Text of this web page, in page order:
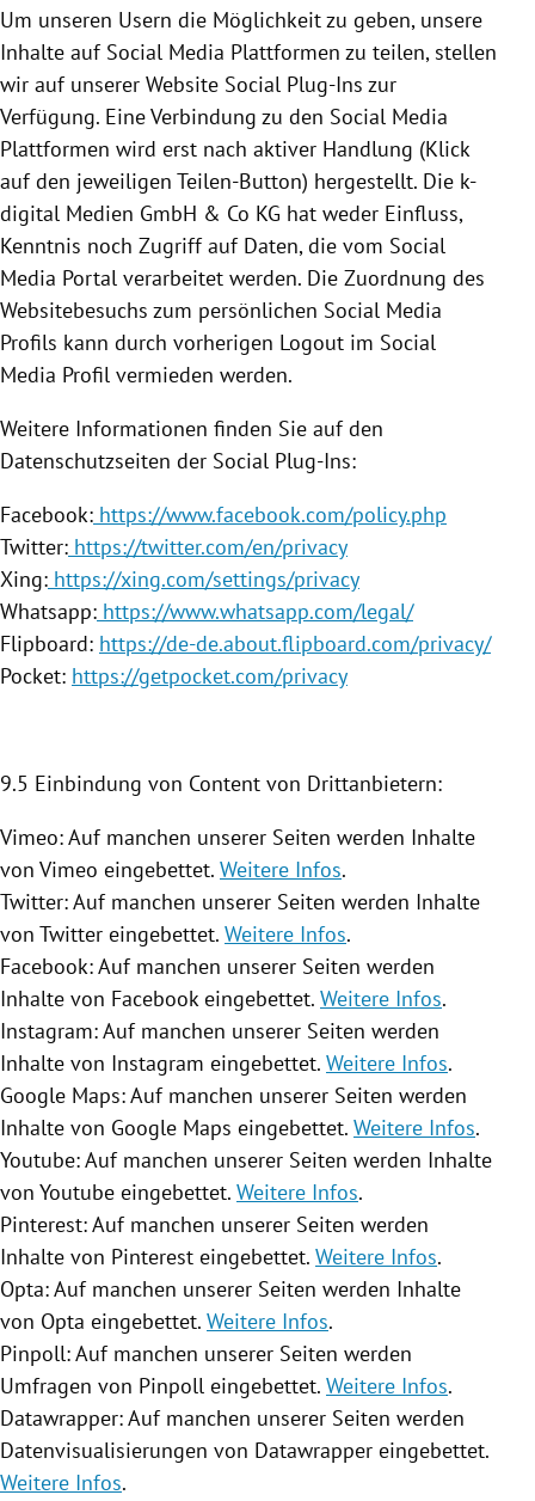
Um unseren Usern die Möglichkeit zu geben, unsere
Inhalte auf Social Media Plattformen zu teilen, stellen
wir auf unserer Website Social Plug-Ins zur
Verfügung. Eine Verbindung zu den Social Media
Plattformen wird erst nach aktiver Handlung (Klick
auf den jeweiligen Teilen-Button) hergestellt. Die k-
digital Medien GmbH & Co KG hat weder Einfluss,
Kenntnis noch Zugriff auf Daten, die vom Social
Media Portal verarbeitet werden. Die Zuordnung des
Websitebesuchs zum persönlichen Social Media
Profils kann durch vorherigen Logout im Social
Media Profil vermieden werden.
Weitere Informationen finden Sie auf den
Datenschutzseiten der Social Plug-Ins:
Facebook: https://www.facebook.com/policy.php
Twitter: https://twitter.com/en/privacy
Xing: https://xing.com/settings/privacy
Whatsapp: https://www.whatsapp.com/legal/
Flipboard: https://de-de.about.flipboard.com/privacy/
Pocket: https://getpocket.com/privacy
9.5 Einbindung von Content von Drittanbietern:
Vimeo: Auf manchen unserer Seiten werden Inhalte
von Vimeo eingebettet. Weitere Infos.
Twitter: Auf manchen unserer Seiten werden Inhalte
von Twitter eingebettet. Weitere Infos.
Facebook: Auf manchen unserer Seiten werden
Inhalte von Facebook eingebettet. Weitere Infos.
Instagram: Auf manchen unserer Seiten werden
Inhalte von Instagram eingebettet. Weitere Infos.
Google Maps: Auf manchen unserer Seiten werden
Inhalte von Google Maps eingebettet. Weitere Infos.
Youtube: Auf manchen unserer Seiten werden Inhalte
von Youtube eingebettet. Weitere Infos.
Pinterest: Auf manchen unserer Seiten werden
Inhalte von Pinterest eingebettet. Weitere Infos.
Opta: Auf manchen unserer Seiten werden Inhalte
von Opta eingebettet. Weitere Infos.
Pinpoll: Auf manchen unserer Seiten werden
Umfragen von Pinpoll eingebettet. Weitere Infos.
Datawrapper: Auf manchen unserer Seiten werden
Datenvisualisierungen von Datawrapper eingebettet.
Weitere Infos.